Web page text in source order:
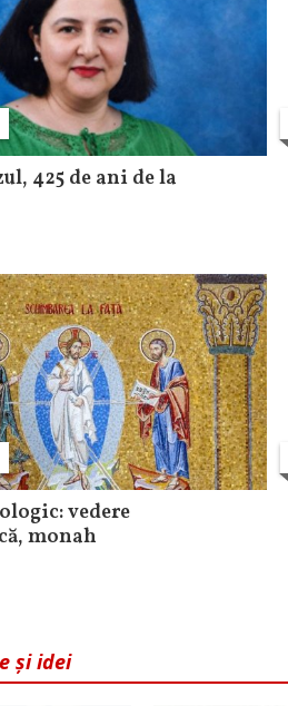
425 de ani de la
vedere
monah
și idei